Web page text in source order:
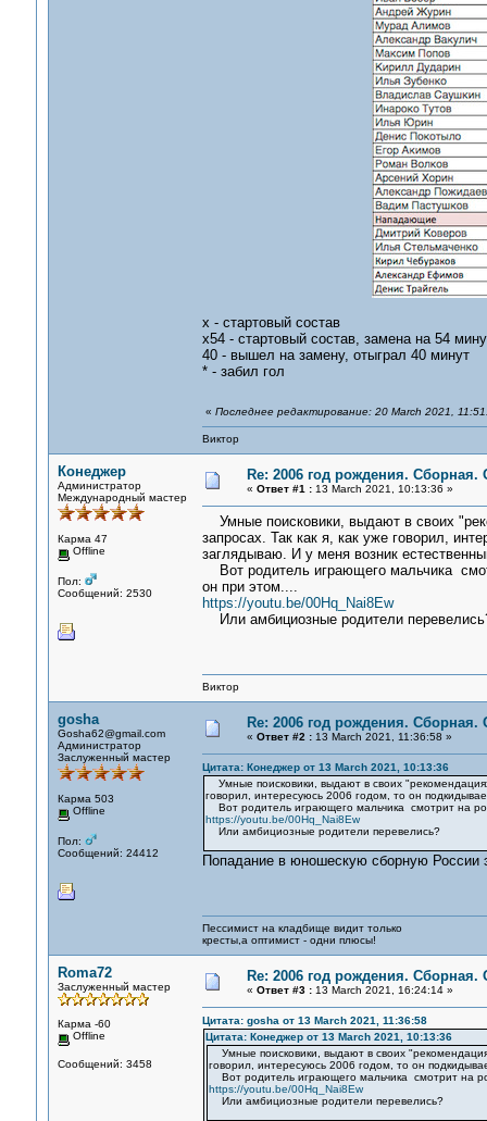
х - стартовый состав
х54 - стартовый состав, замена на 54
40 - вышел на замену, отыграл 40 минут
* - забил гол
« Последнее редактирование: 20 March 2021,
Виктор
Конеджер
Администратор
Международный мастер
Карма 47
Offline
Пол:
Сообщений: 2530
Re: 2006 год рождения.
« Ответ #1 :13 March 2021, 10:13:36 »
Умные поисковики, выдают в своих
запросах. Так как я, как уже говорил,
заглядываю. И у меня возник
Вот родитель играющего мальчика
он при этом....
https://youtu.be/00Hq_Nai8Ew
Или амбициозные родители
Виктор
gosha
Gosha62@gmail.com
Администратор
Заслуженный мастер
Карма 503
Offline
Пол:
Сообщений: 24412
Re: 2006 год рождения.
« Ответ #2 :13 March 2021, 11:36:58 »
Цитата: Конеджер от 13 March 2021, 10:13:36
Умные поисковики, выдают в своих
говорил, интересуюсь 2006 годом, то он
Вот родитель играющего мальчика смотрит на
https://youtu.be/00Hq_Nai8Ew
Или амбициозные родители перевелись?
Попадание в юношескую сборную России
Пессимист на кладбище видит только
кресты,а оптимист - одни плюсы!
Roma72
Заслуженный мастер
Карма -60
Offline
Сообщений: 3458
Re: 2006 год рождения.
« Ответ #3 :13 March 2021, 16:24:14 »
Цитата: gosha от 13 March 2021, 11:36:58
Цитата: Конеджер от 13 March 2021, 10:13:36
Умные поисковики, выдают в своих
говорил, интересуюсь 2006 годом, то он
Вот родитель играющего мальчика смотрит на
https://youtu.be/00Hq_Nai8Ew
Или амбициозные родители перевелись?